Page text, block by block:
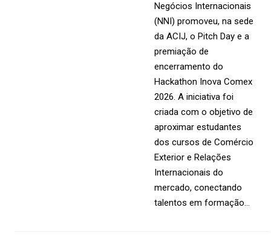
Negócios Internacionais
(NNI) promoveu, na sede
da ACIJ, o Pitch Day e a
premiação de
encerramento do
Hackathon Inova Comex
2026. A iniciativa foi
criada com o objetivo de
aproximar estudantes
dos cursos de Comércio
Exterior e Relações
Internacionais do
mercado, conectando
talentos em formação…